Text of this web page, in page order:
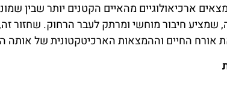
ארכיאולוגיים מהאיים הקטנים יותר שבין
חיבור מוחשי ומרתק לעבר הרחוק. שחזור
אורח החיים וההמצאות הארכיטקטונית של אותה